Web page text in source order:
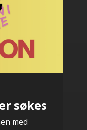
søkes
med